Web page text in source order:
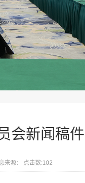
会新闻稿
来源： 点击数:102